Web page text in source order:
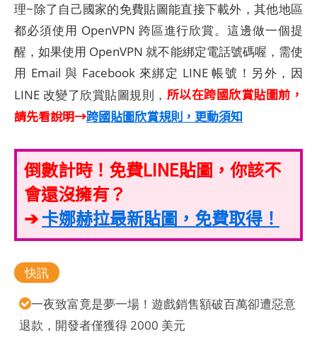
理~除了自己國家的免費貼圖能直接下載外，其他地區
都必須使用 OpenVPN 跨區進行欣賞。這邊做一個提
醒，如果使用 OpenVPN 就不能綁定電話號碼喔，需使
用 Email 與 Facebook 來綁定 LINE 帳號！另外，因
LINE 改變了欣賞貼圖規則， 所以在跨國欣賞貼圖前，
請先看說明→跨國貼圖欣賞規則，更動須知
倒數計時！免費LINE貼圖，你該不
會還沒擁有？
➔卡娜赫拉最新貼圖，免費取得！
快訊
一夜致富竟是夢一場！遊戲銷售額破百萬卻遭惡意
退款，開發者僅獲得 2000 美元